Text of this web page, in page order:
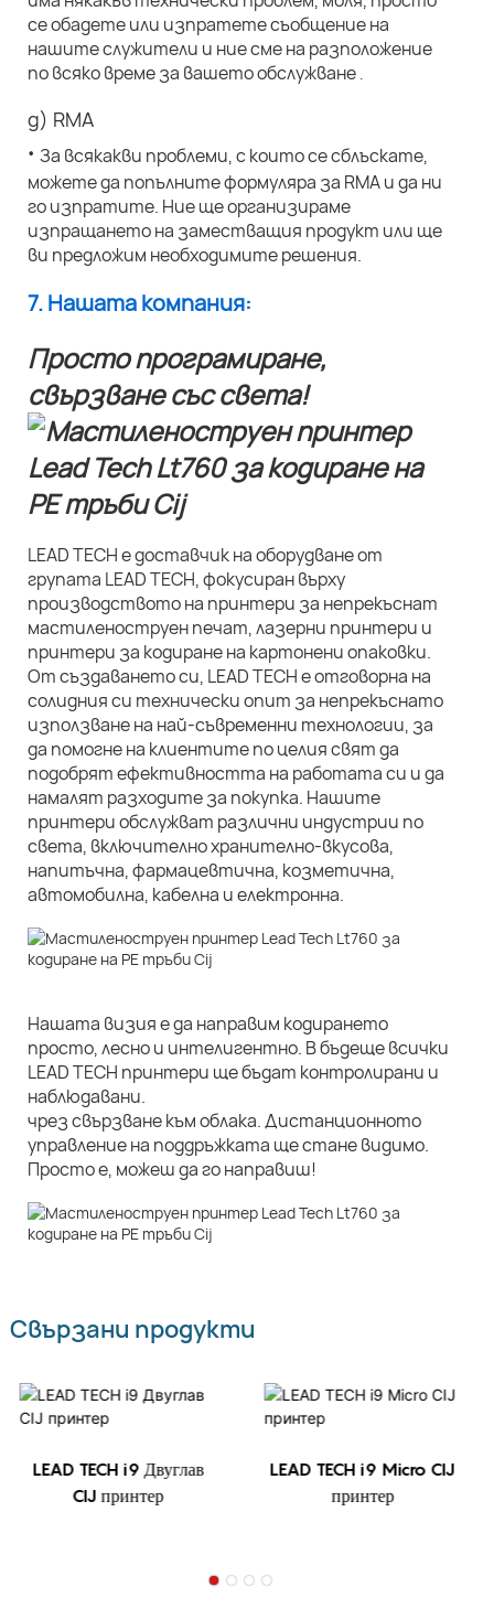
се обадете или изпратете съобщение на
нашите служители и ние сме на разположение
по всяко време за вашето обслужване .
д) RMA
· За всякакви проблеми, с които се сблъскате,
можете да попълните формуляра за RMA и да ни
го изпратите. Ние ще организираме
изпращането на заместващия продукт или ще
ви предложим необходимите решения.
7. Нашата компания:
Просто програмиране,
свързване със света!
LEAD TECH е доставчик на оборудване от
групата LEAD TECH, фокусиран върху
производството на принтери за непрекъснат
мастиленоструен печат, лазерни принтери и
принтери за кодиране на картонени опаковки.
От създаването си, LEAD TECH е отговорна на
солидния си технически опит за непрекъснато
използване на най-съвременни технологии, за
да помогне на клиентите по целия свят да
подобрят ефективността на работата си и да
намалят разходите за покупка. Нашите
принтери обслужват различни индустрии по
света, включително хранително-вкусова,
напитъчна, фармацевтична, козметична,
автомобилна, кабелна и електронна.
Нашата визия е да направим кодирането
просто, лесно и интелигентно. В бъдеще всички
LEAD TECH принтери ще бъдат контролирани и
наблюдавани.
чрез свързване към облака. Дистанционното
управление на поддръжката ще стане видимо.
Просто е, можеш да го направиш!
Свързани продукти
LEAD TECH i9 Двуглав
CIJ принтер
LEAD TECH i9 Micro CIJ
принтер